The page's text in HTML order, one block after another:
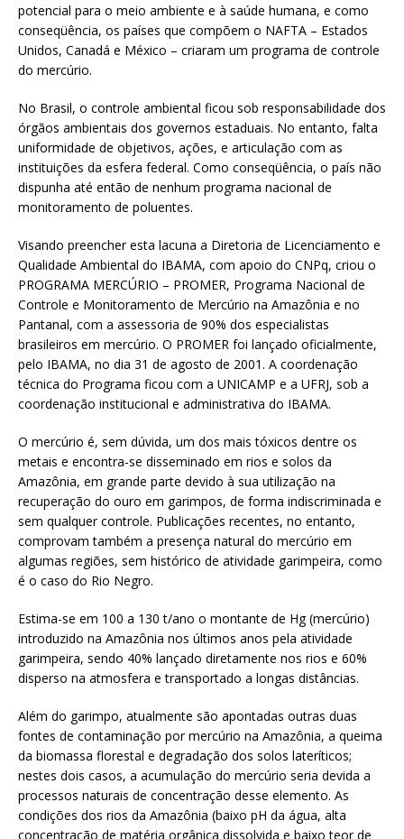
potencial para o meio ambiente e à saúde humana, e como
conseqüência, os países que compõem o NAFTA – Estados
Unidos, Canadá e México – criaram um programa de controle
do mercúrio.
No Brasil, o controle ambiental ficou sob responsabilidade dos
órgãos ambientais dos governos estaduais. No entanto, falta
uniformidade de objetivos, ações, e articulação com as
instituições da esfera federal. Como conseqüência, o país não
dispunha até então de nenhum programa nacional de
monitoramento de poluentes.
Visando preencher esta lacuna a Diretoria de Licenciamento e
Qualidade Ambiental do IBAMA, com apoio do CNPq, criou o
PROGRAMA MERCÚRIO – PROMER, Programa Nacional de
Controle e Monitoramento de Mercúrio na Amazônia e no
Pantanal, com a assessoria de 90% dos especialistas
brasileiros em mercúrio. O PROMER foi lançado oficialmente,
pelo IBAMA, no dia 31 de agosto de 2001. A coordenação
técnica do Programa ficou com a UNICAMP e a UFRJ, sob a
coordenação institucional e administrativa do IBAMA.
O mercúrio é, sem dúvida, um dos mais tóxicos dentre os
metais e encontra-se disseminado em rios e solos da
Amazônia, em grande parte devido à sua utilização na
recuperação do ouro em garimpos, de forma indiscriminada e
sem qualquer controle. Publicações recentes, no entanto,
comprovam também a presença natural do mercúrio em
algumas regiões, sem histórico de atividade garimpeira, como
é o caso do Rio Negro.
Estima-se em 100 a 130 t/ano o montante de Hg (mercúrio)
introduzido na Amazônia nos últimos anos pela atividade
garimpeira, sendo 40% lançado diretamente nos rios e 60%
disperso na atmosfera e transportado a longas distâncias.
Além do garimpo, atualmente são apontadas outras duas
fontes de contaminação por mercúrio na Amazônia, a queima
da biomassa florestal e degradação dos solos lateríticos;
nestes dois casos, a acumulação do mercúrio seria devida a
processos naturais de concentração desse elemento. As
condições dos rios da Amazônia (baixo pH da água, alta
concentração de matéria orgânica dissolvida e baixo teor de